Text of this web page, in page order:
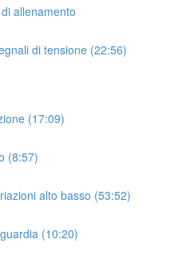
allenamento
di tensione (22:56)
(17:09)
(8:57)
alto basso (53:52)
(10:20)